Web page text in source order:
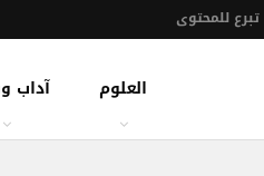
تبرع للمحتوى
العلوم آداب